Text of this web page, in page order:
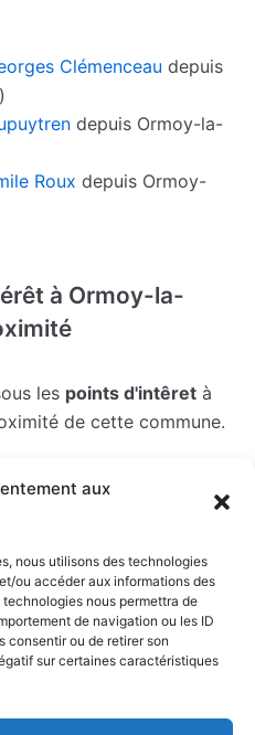
aux
nous utilisons des technologies
ou accéder aux informations des
nous permettra de
de navigation ou les ID
consentir ou de retirer son
sur certaines caractéristiques
Clémenceau depuis
depuis Ormoy-la-
Roux depuis Ormoy-
à Ormoy-la-
les points d'intêret à
de cette commune.
Si vous cliquez
vous en saurez plus
la proximité des
en question.
(27 km)